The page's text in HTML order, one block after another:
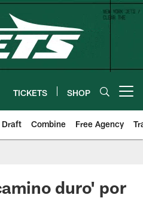
TICKETS SHOP
Draft Combine Free Agency
duro' por